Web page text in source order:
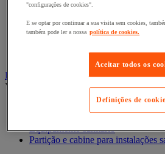
Balde e espremedor
Cabo e raspador para vidros
Esponja, pano e pincel
Vassoura, pá e cabo
Equipamento para casa de banho e duche
Ver todas as categorias
Equipamento de chuveiro
Equipamento sanitário
Partição e cabine para instalações
"configurações de cookies".
E se optar por continuar a sua visita sem cookies,
também pode ler a nossa política de cookies.
Aceitar todos os
Definições de